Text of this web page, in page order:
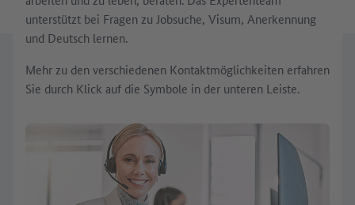
unterstützt bei Fragen zu Jobsuche, Visum, Anerkennung
und Deutsch lernen.
Mehr zu den verschiedenen Kontaktmöglichkeiten erfahren
Sie durch Klick auf die Symbole in der unteren Leiste.